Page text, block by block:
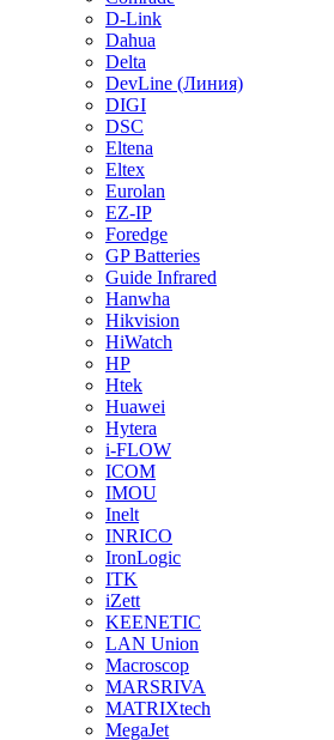
D-Link
Dahua
Delta
DevLine (Линия)
DIGI
DSC
Eltena
Eltex
Eurolan
EZ-IP
Foredge
GP Batteries
Guide Infrared
Hanwha
Hikvision
HiWatch
HP
Htek
Huawei
Hytera
i-FLOW
ICOM
IMOU
Inelt
INRICO
IronLogic
ITK
iZett
KEENETIC
LAN Union
Macroscop
MARSRIVA
MATRIXtech
MegaJet